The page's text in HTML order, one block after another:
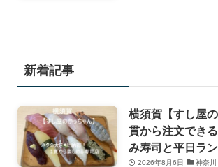
新着記事
横須賀【すし屋
貫から注文でき
み寿司と平日ラ
2026年8月6日 神奈川